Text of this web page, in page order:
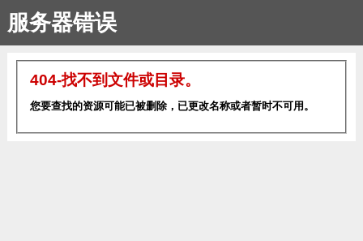
服务器错误
404-找不到文件或目录。
您要查找的资源可能已被删除，已更改名称或者暂时不可用。